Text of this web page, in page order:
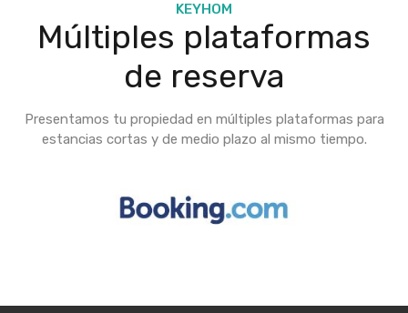
KEYHOM
Múltiples plataformas
de reserva
Presentamos tu propiedad en múltiples plataformas para
estancias cortas y de medio plazo al mismo tiempo.